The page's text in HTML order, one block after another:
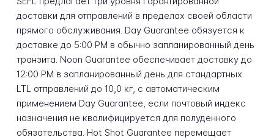
доставки для отправлений в пределах своей области
прямого обслуживания. Day Guarantee обязуется к
доставке до 5:00 PM в обычно запланированный день
транзита. Noon Guarantee обеспечивает доставку до
12:00 PM в запланированный день для стандартных
LTL отправлений до 10,0 кг, с автоматическим
применением Day Guarantee, если почтовый индекс
назначения не квалифицируется для полуденного
обязательства. Hot Shot Guarantee перемещает